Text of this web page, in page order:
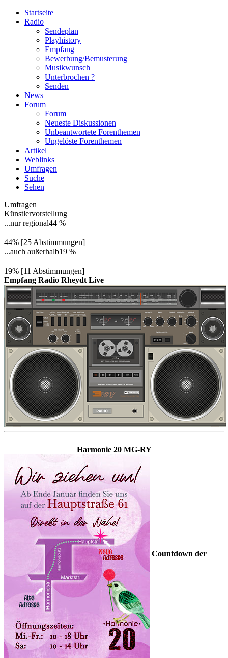
Startseite
Radio
Sendeplan
Playhistory
Empfang
Bewerbung/Bemusterung
Musikwunsch
Unterbrochen ?
Senden
News
Forum
Forum
Neueste Diskussionen
Unbeantwortete Forenthemen
Ungelöste Forenthemen
Artikel
Weblinks
Umfragen
Suche
Sehen
Umfragen
Künstlervorstellung
...nur regional44 %
44% [25 Abstimmungen]
...auch außerhalb19 %
19% [11 Abstimmungen]
Empfang Radio Rheydt Live
Harmonie 20 MG-RY
Countdown der